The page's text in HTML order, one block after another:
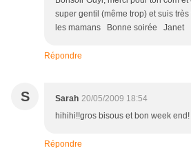
super gentil (même trop) et suis
les mamans Bonne soirée Janet
Répondre
S Sarah 20/05/2009 18:54
hihihi!!gros bisous et bon week
Répondre